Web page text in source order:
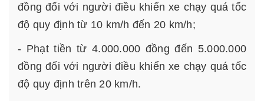
đồng đối với người điều khiển xe chạy quá tốc
độ quy định từ 10 km/h đến 20 km/h;
- Phạt tiền từ 4.000.000 đồng đến 5.000.000
đồng đối với người điều khiển xe chạy quá tốc
độ quy định trên 20 km/h.